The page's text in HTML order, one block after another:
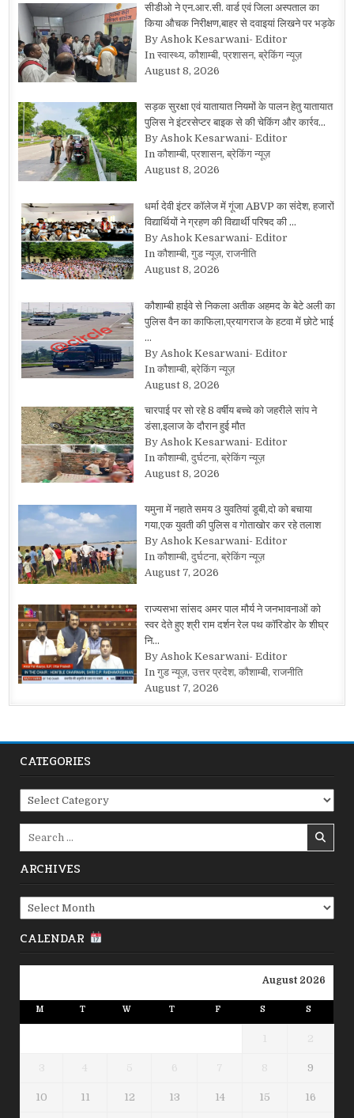
सीडीओ ने एन.आर.सी. वार्ड एवं जिला अस्पताल का
किया औचक निरीक्षण,बाहर से दवाइयां लिखने पर भड़के
By Ashok Kesarwani- Editor
In स्वास्थ्य, कौशाम्बी, प्रशासन, ब्रेकिंग न्यूज़
August 8, 2026
सड़क सुरक्षा एवं यातायात नियमों के पालन हेतु यातायात
पुलिस ने इंटरसेप्टर बाइक से की चेकिंग और कार्रव…
By Ashok Kesarwani- Editor
In कौशाम्बी, प्रशासन, ब्रेकिंग न्यूज़
August 8, 2026
धर्मा देवी इंटर कॉलेज में गूंजा ABVP का संदेश, हजारों
विद्यार्थियों ने ग्रहण की विद्यार्थी परिषद की …
By Ashok Kesarwani- Editor
In कौशाम्बी, गुड न्यूज़, राजनीति
August 8, 2026
कौशाम्बी हाईवे से निकला अतीक अहमद के बेटे अली का
पुलिस वैन का काफिला,प्रयागराज के हटवा में छोटे भाई
…
By Ashok Kesarwani- Editor
In कौशाम्बी, ब्रेकिंग न्यूज़
August 8, 2026
चारपाई पर सो रहे 8 वर्षीय बच्चे को जहरीले सांप ने
डंसा,इलाज के दौरान हुई मौत
By Ashok Kesarwani- Editor
In कौशाम्बी, दुर्घटना, ब्रेकिंग न्यूज़
August 8, 2026
यमुना में नहाते समय 3 युवतियां डूबी,दो को बचाया
गया,एक युवती की पुलिस व गोताखोर कर रहे तलाश
By Ashok Kesarwani- Editor
In कौशाम्बी, दुर्घटना, ब्रेकिंग न्यूज़
August 7, 2026
राज्यसभा सांसद अमर पाल मौर्य ने जनभावनाओं को
स्वर देते हुए श्री राम दर्शन रेल पथ कॉरिडोर के शीघ्र
नि…
By Ashok Kesarwani- Editor
In गुड न्यूज़, उत्तर प्रदेश, कौशाम्बी, राजनीति
August 7, 2026
CATEGORIES
Categories
ARCHIVES
Archives
CALENDAR
August 2026
M T W T F S S
1 2
3 4 5 6 7 8 9
10 11 12 13 14 15 16